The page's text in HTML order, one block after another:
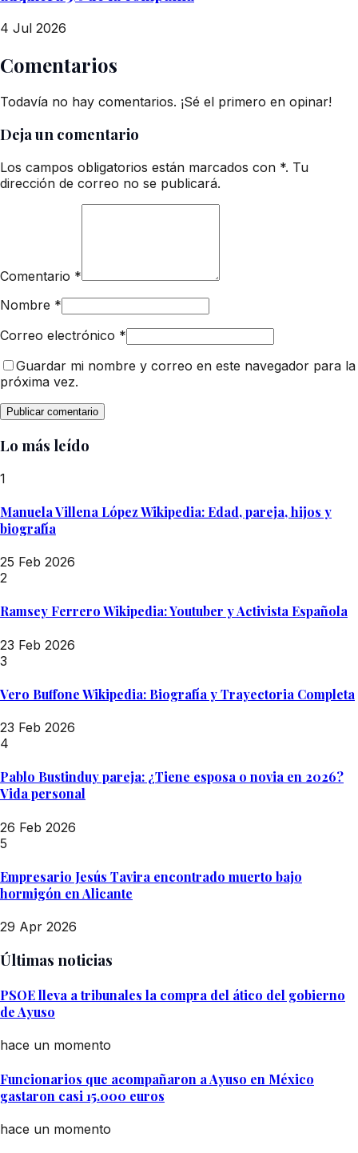
4 Jul 2026
Comentarios
Todavía no hay comentarios. ¡Sé el primero en opinar!
Deja un comentario
Los campos obligatorios están marcados con *. Tu
dirección de correo no se publicará.
Comentario *
Nombre *
Correo electrónico *
Guardar mi nombre y correo en este navegador para la
próxima vez.
Lo más leído
1
Manuela Villena López Wikipedia: Edad, pareja, hijos y
biografía
25 Feb 2026
2
Ramsey Ferrero Wikipedia: Youtuber y Activista Española
23 Feb 2026
3
Vero Buffone Wikipedia: Biografía y Trayectoria Completa
23 Feb 2026
4
Pablo Bustinduy pareja: ¿Tiene esposa o novia en 2026?
Vida personal
26 Feb 2026
5
Empresario Jesús Tavira encontrado muerto bajo
hormigón en Alicante
29 Apr 2026
Últimas noticias
PSOE lleva a tribunales la compra del ático del gobierno
de Ayuso
hace un momento
Funcionarios que acompañaron a Ayuso en México
gastaron casi 15.000 euros
hace un momento